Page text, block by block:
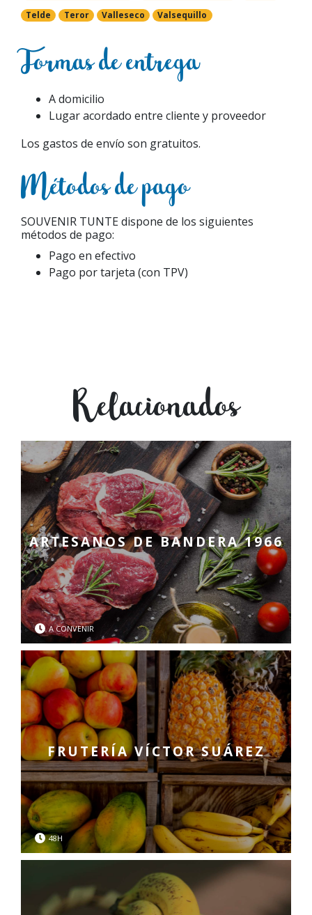
Telde
Teror Valleseco Valsequillo
Formas de entrega
A domicilio
Lugar acordado entre cliente y proveedor
Los gastos de envío son gratuitos.
Métodos de pago
SOUVENIR TUNTE dispone de los siguientes
métodos de pago:
Pago en efectivo
Pago por tarjeta (con TPV)
Relacionados
ARTESANOS DE BANDERA 1966
A CONVENIR
FRUTERÍA VÍCTOR SUÁREZ
48H